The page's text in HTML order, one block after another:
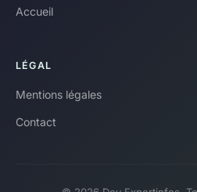
Accueil
LÉGAL
Mentions légales
Contact